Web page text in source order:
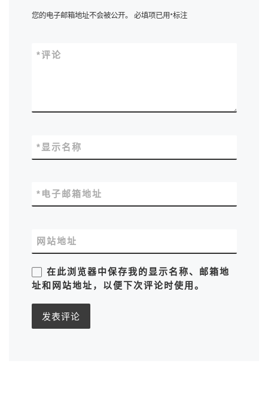
您的电子邮箱地址不会被公开。 必填项已用*标注
评论
*
显示名称
*
电子邮箱地址
*
网站地址
在此浏览器中保存我的显示名称、邮箱地
址和网站地址，以便下次评论时使用。